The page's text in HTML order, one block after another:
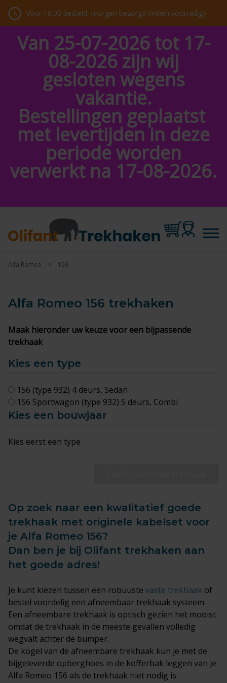
Voor 16:00 besteld, morgen bezorgd (indien voorradig)
Van 25-07-2026 tot 17-
08-2026 zijn wij
gesloten wegens
vakantie.
Bestellingen geplaatst
met levertijden in deze
periode worden
verwerkt na 17-08-2026.
Alfa Romeo 156
Alfa Romeo 156 trekhaken
Maak hieronder uw keuze voor een bijpassende
trekhaak
Kies een type
156 (type 932) 4 deurs, Sedan
156 Sportwagon (type 932) 5 deurs, Combi
Kies een bouwjaar
Kies eerst een type
Op zoek naar een kwalitatief goede
trekhaak met originele kabelset voor
je Alfa Romeo 156?
Dan ben je bij Olifant trekhaken aan
het goede adres!
Je kunt kiezen tussen een robuuste vaste trekhaak of
bestel voordelig een afneembaar trekhaak systeem.
Een afneembare trekhaak is optisch gezien het mooist
omdat de trekhaak in de meeste gevallen volledig
wegvalt achter de bumper.
De kogel van de afneembare trekhaak kun je met de
bijgeleverde opberghoes in de kofferbak leggen van je
Alfa Romeo 156 als de trekhaak niet nodig is.